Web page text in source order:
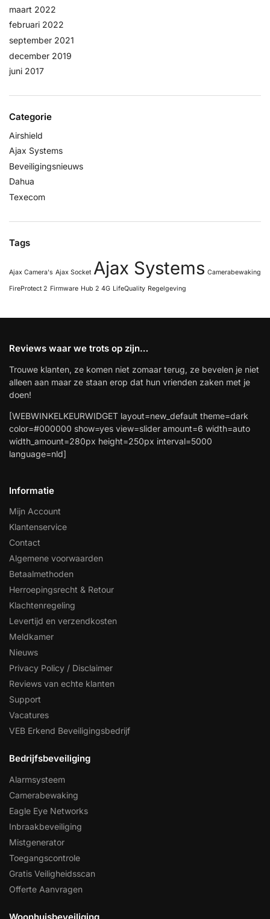
maart 2022
februari 2022
september 2021
december 2019
juni 2017
Categorie
Airshield
Ajax Systems
Beveiligingsnieuws
Dahua
Texecom
Tags
Ajax Camera's Ajax Socket Ajax Systems Camerabewaking
FireProtect 2 Firmware Hub 2 4G LifeQuality Regelgeving
Reviews waar we trots op zijn…
Trouwe klanten, ze komen niet zomaar terug, ze bevelen je niet
alleen aan maar ze staan erop dat hun vrienden zaken met je
doen!
[WEBWINKELKEURWIDGET layout=new_default theme=dark
color=#000000 show=yes view=slider amount=6 width=auto
width_amount=280px height=250px interval=5000
language=nld]
Informatie
Mijn Account
Klantenservice
Contact
Algemene voorwaarden
Betaalmethoden
Herroepingsrecht & Retour
Klachtenregeling
Levertijd en verzendkosten
Meldkamer
Nieuws
Privacy Policy / Disclaimer
Reviews van echte klanten
Support
Vacatures
VEB Erkend Beveiligingsbedrijf
Bedrijfsbeveiliging
Alarmsysteem
Camerabewaking
Eagle Eye Networks
Inbraakbeveiliging
Mistgenerator
Toegangscontrole
Gratis Veiligheidsscan
Offerte Aanvragen